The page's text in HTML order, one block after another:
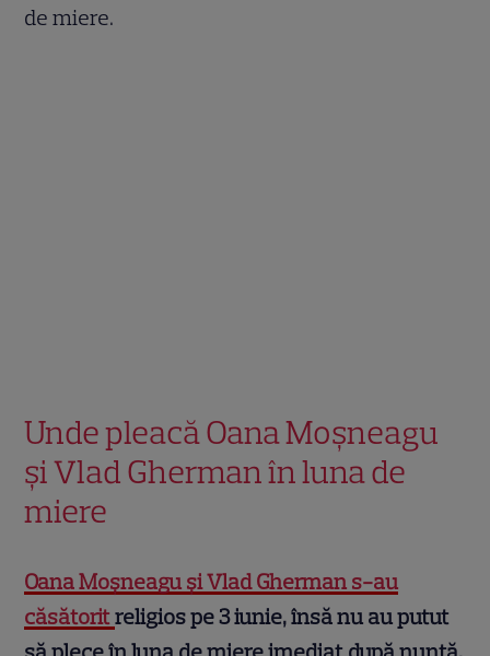
de miere.
Unde pleacă Oana Moșneagu
și Vlad Gherman în luna de
miere
Oana Moșneagu și Vlad Gherman s-au
căsătoritreligios pe 3 iunie, însă nu au putut